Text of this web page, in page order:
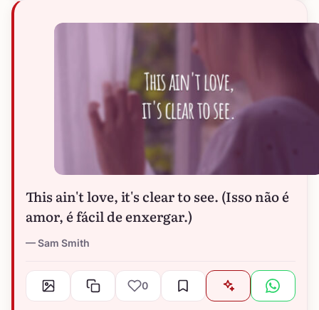
This ain't love, it's clear to see. (Isso não é
amor, é fácil de enxergar.)
Sam Smith
0